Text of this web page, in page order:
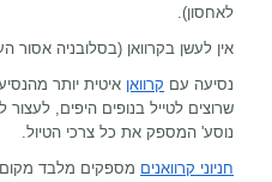
לאחסון).
אין לעשן בקרוואן (בסלובניה אסור
נסיעה עם קרוואן איטית יותר
שרוצים לטייל בנופים היפים,
נוסע' המספק את כל צרכי הטיול.
חניוני קרוואנים מספקים מלבד מקום